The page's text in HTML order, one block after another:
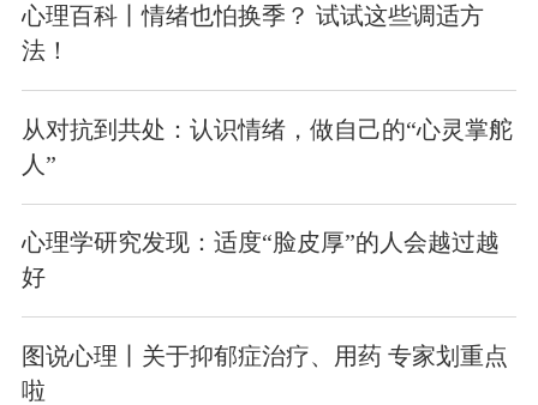
心理百科丨情绪也怕换季？ 试试这些调适方
法！
从对抗到共处：认识情绪，做自己的“心灵掌舵
人”
心理学研究发现：适度“脸皮厚”的人会越过越
好
图说心理丨关于抑郁症治疗、用药 专家划重点
啦